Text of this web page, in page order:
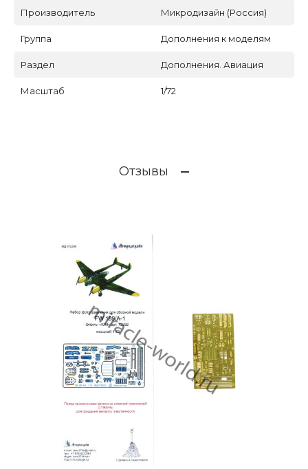
Производитель Микродизайн (Россия)
Группа Дополнения к моделям
Раздел Дополнения. Авиация
Масштаб 1/72
Отзывы